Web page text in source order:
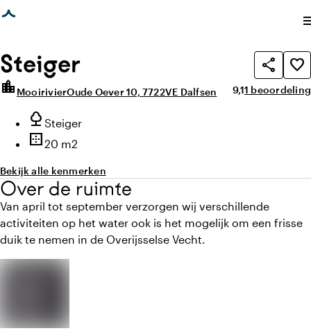
geladen
photo_library
Steiger share
favorite_border
location_city MooirivierOude Oever 10, 7722VE Dalfsen Gemiddelde
9,1Aantal
1 beoordeling
Highlights
nature highlighted.details.outdoorSpaceType
Steiger
border_outer Oppervlakte
20 m2
Bekijk alle kenmerken
Over de ruimte
Van april tot september verzorgen wij verschillende
activiteiten op het water ook is het mogelijk om een frisse
duik te nemen in de Overijsselse Vecht.